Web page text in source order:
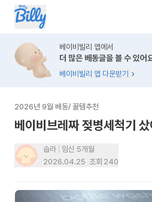
베이비빌리 앱에서
더 많은 베동글을 볼 수 있어
베이비빌리 앱 다운받기
2026년 9월 베동/ 꿀템추천
베이비브레짜 젖병세척기
숩라
임신 5개월
2026.04.25 조회 240